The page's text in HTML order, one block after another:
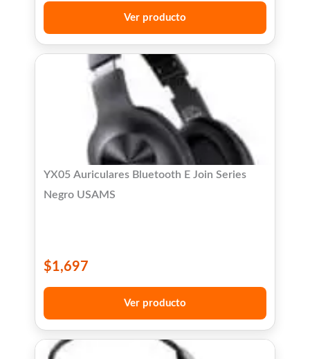
Ver producto
YX05 Auriculares Bluetooth E Join Series
Negro USAMS
$1,697
Ver producto